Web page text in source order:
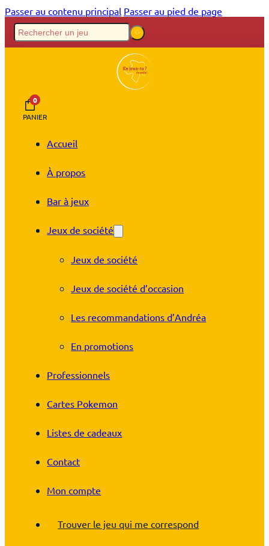
Passer au contenu principal Passer au pied de page
0
PANIER
Accueil
À propos
Bar à jeux
Jeux de société
Jeux de société
Jeux de société d’occasion
Les recommandations d’Andréa
En promotions
Professionnels
Cartes Pokemon
Listes de cadeaux
Contact
Mon compte
Trouver le jeu qui me correspond